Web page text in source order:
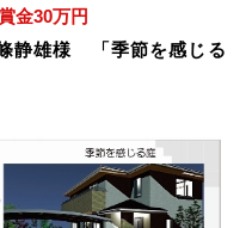
30万円
静雄様 「季節を感じる